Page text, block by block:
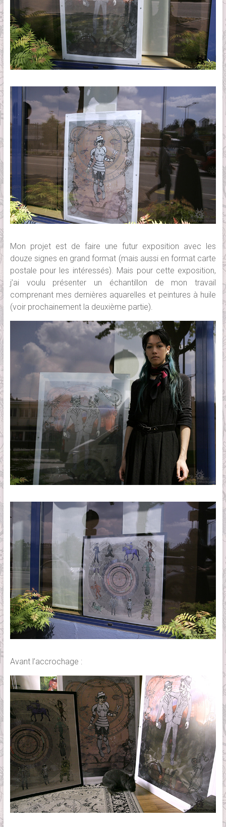
Mon projet est de faire une futur exposition avec les
douze signes en grand format (mais aussi en format carte
postale pour les intéressés). Mais pour cette exposition,
j’ai voulu présenter un échantillon de mon travail
comprenant mes dernières aquarelles et peintures à huile
(voir prochainement la deuxième partie).
Avant l’accrochage :